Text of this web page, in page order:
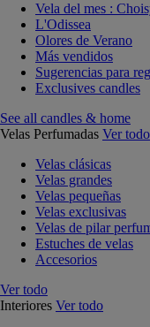
Vela del mes :
L'Odissea
Olores de Verano
Más vendidos
Sugerencias para
Exclusives candles
See all candles & home
Velas Perfumadas Ver todo
Velas clásicas
Velas grandes
Velas pequeñas
Velas exclusivas
Velas de pilar
Estuches de velas
Accesorios
Ver todo
Interiores Ver todo